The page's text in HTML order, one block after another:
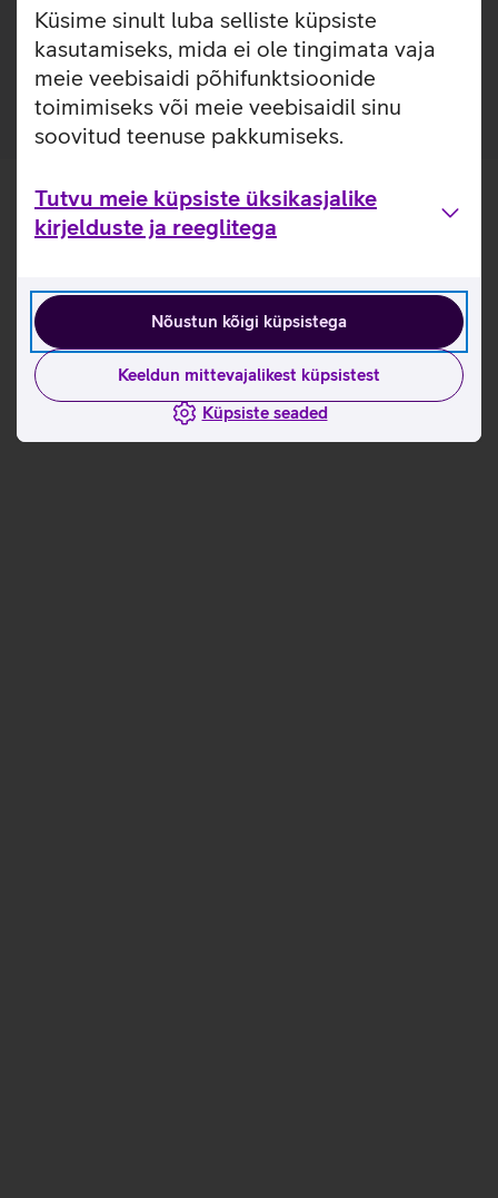
Küsime sinult luba selliste küpsiste
kasutamiseks, mida ei ole tingimata vaja
meie veebisaidi põhifunktsioonide
toimimiseks või meie veebisaidil sinu
soovitud teenuse pakkumiseks.
Tutvu meie küpsiste üksikasjalike
kirjelduste ja reeglitega
Nõustun kõigi küpsistega
Keeldun mittevajalikest küpsistest
Küpsiste seaded
ja kukkumiste eest. Kaitseümbrise materjal annab
paindlikkuse selle hõlpsaks eemaldamiseks.